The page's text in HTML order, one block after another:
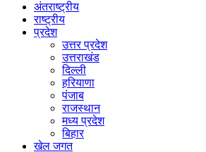
अंतराष्ट्रीय
राष्ट्रीय
प्रदेश
उत्तर प्रदेश
उत्तराखंड
दिल्ली
हरियाणा
पंजाब
राजस्थान
मध्य प्रदेश
बिहार
खेल जगत